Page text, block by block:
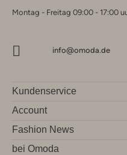
Montag - Freitag 09:00 - 17:00
info@omoda.de
Kundenservice
Account
Fashion News
bei Omoda